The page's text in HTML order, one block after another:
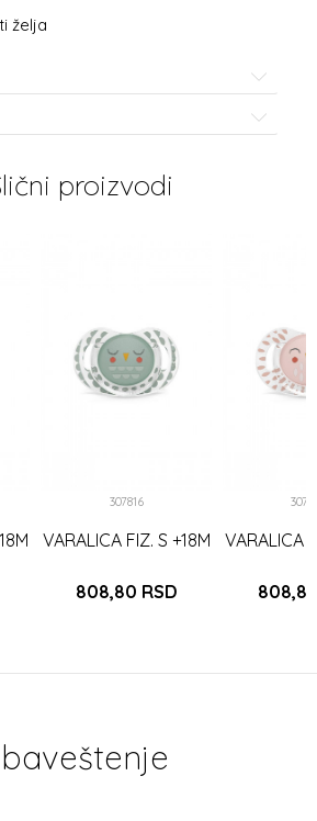
želja
proizvodi
307816
VARALICA FIZ. S +18M
808,80 RSD
VARALICA